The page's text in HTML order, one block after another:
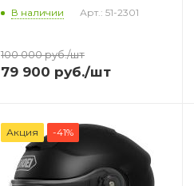
В наличии Арт.: 51-2301
100 000руб./шт
79 900 руб./шт
Акция -41%